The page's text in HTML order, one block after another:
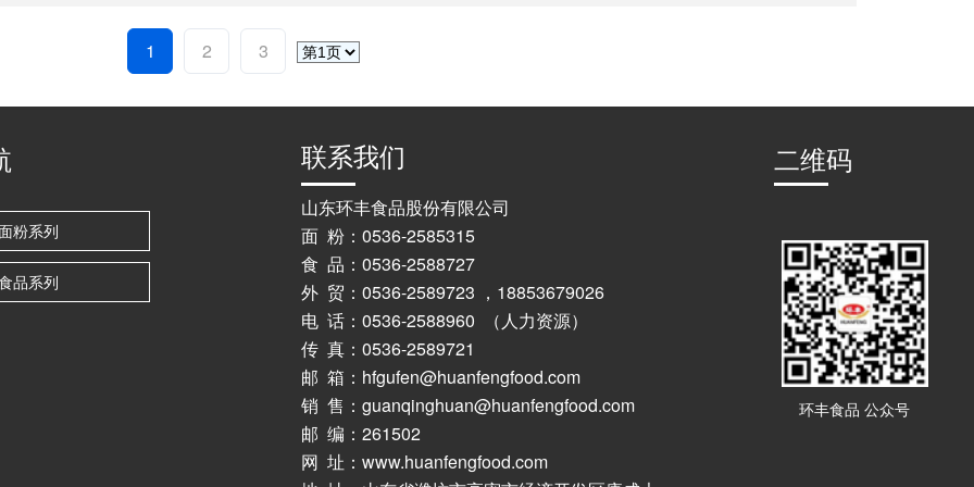
1 2 3
粉系列
品系列
联系我们
山东环丰食品股份有限公司
面 粉：0536-2585315
食 品：0536-2588727
外 贸：0536-2589723 ，18853679026
电 话：0536-2588960 （人力资源）
传 真：0536-2589721
邮 箱：hfgufen@huanfengfood.com
销 售：guanqinghuan@huanfengfood.com
邮 编：261502
网 址：www.huanfengfood.com
二维码
环丰食品 公众号